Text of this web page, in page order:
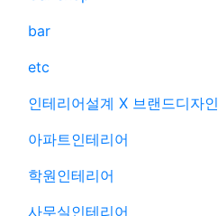
bar
etc
인테리어설계 X 브랜드디자인
아파트인테리어
학원인테리어
사무실인테리어